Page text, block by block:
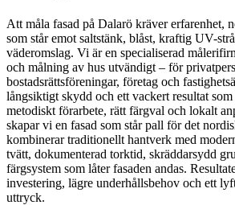
Att måla fasad på Dalarö kräver erfarenhet,
som står emot saltstänk, blåst, kraftig UV-
väderomslag. Vi är en specialiserad
och målning av hus utvändigt – för
bostadsrättsföreningar, företag och
långsiktigt skydd och ett vackert resultat
metodiskt förarbete, rätt färgval och lokalt
skapar vi en fasad som står pall för det
kombinerar traditionellt hantverk med
tvätt, dokumenterad torktid, skräddarsydd
färgsystem som låter fasaden andas.
investering, lägre underhållsbehov och ett
uttryck.